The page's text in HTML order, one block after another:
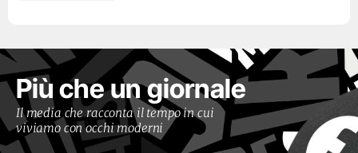
Più che un giornale
Il media che racconta il tempo in cui
viviamo con occhi moderni